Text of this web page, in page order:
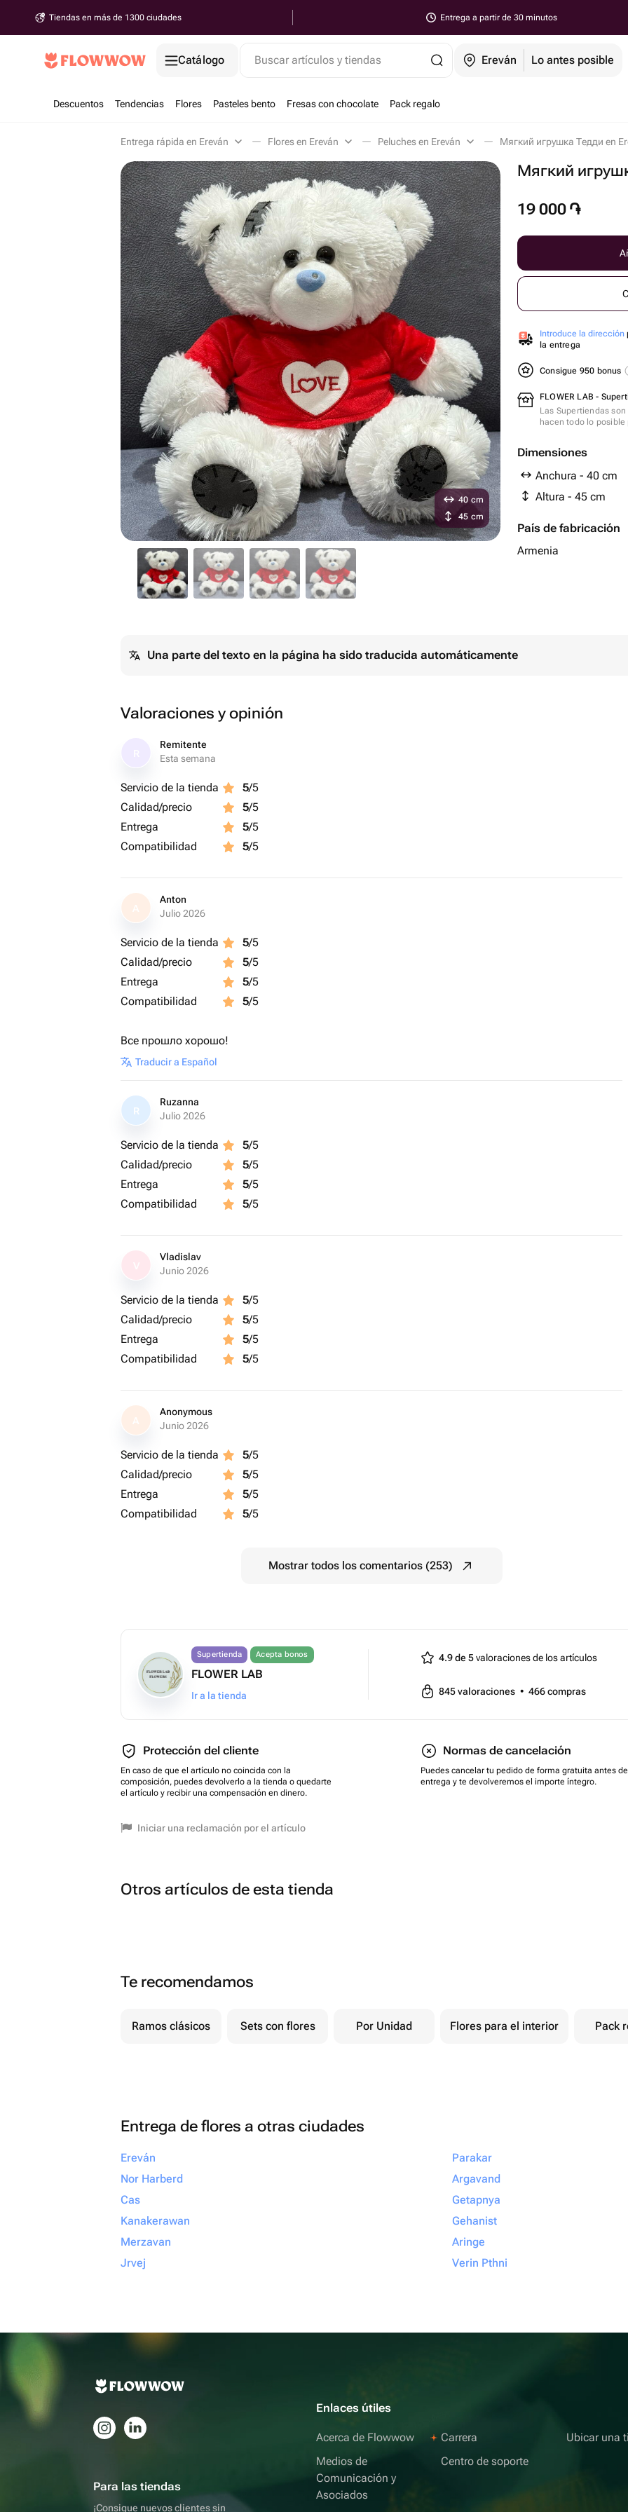
Tiendas en más de 1300 ciudades Entrega a partir de 30 minutos
Catálogo Buscar artículos y tiendas Ereván Lo antes posible
Descuentos Tendencias Flores Pasteles bento Fresas con chocolate Pack regalo
Entrega rápida en Ereván Flores en Ereván Peluches en Ereván Мягкий игрушка Тедди en
Мягкий
19 000 ֏
Introduce la dirección
la entrega
Consigue 950 bonus
FLOWER LAB -
Las Supertiendas
hacen todo lo
Dimensiones
Anchura - 40 cm
Altura - 45 cm
País de fabricación
Armenia
40 cm
45 cm
Una parte del texto en la página ha sido traducida automáticamente
Valoraciones y opinión
Remitente
Esta semana
Servicio de la tienda 5/5
Calidad/precio
5/5
Entrega
5/5
Compatibilidad
5/5
A
Anton
Julio 2026
Servicio de la tienda 5/5
Calidad/precio
5/5
Entrega
5/5
Compatibilidad
5/5
Все прошло хорошо!
Traducir a Español
R
Ruzanna
Julio 2026
Servicio de la tienda 5/5
Calidad/precio
5/5
Entrega
5/5
Compatibilidad
5/5
Vladislav
Junio 2026
Servicio de la tienda 5/5
Calidad/precio
5/5
Entrega
5/5
Compatibilidad
5/5
A
Anonymous
Junio 2026
Servicio de la tienda 5/5
Calidad/precio
5/5
Entrega
5/5
Compatibilidad
5/5
Mostrar todos los comentarios (253)
Supertienda Acepta bonos
FLOWER LAB
Ir a la tienda
4.9 de 5valoraciones de los artículos
845valoraciones • 466compras
Protección del cliente
En caso de que el artículo no coincida con la
composición, puedes devolverlo a la tienda o quedarte
el artículo y recibir una compensación en dinero.
Normas de cancelación
Puedes cancelar tu pedido de forma gratuita antes
entrega y te devolveremos el importe íntegro.
Iniciar una reclamación por el artículo
Otros artículos de esta tienda
Te recomendamos
Ramos clásicos Sets con flores Por Unidad Flores para el interior Pack
Entrega de flores a otras ciudades
Ereván
Nor Harberd
Cas
Kanakerawan
Merzavan
Jrvej
Parakar
Argavand
Getapnya
Gehanist
Aringe
Verin Pthni
Para las tiendas
¡Consigue nuevos clientes sin
Enlaces útiles
Acerca de Flowwow
Medios de
Comunicación y
Asociados
Carrera
Centro de soporte
Ubicar una